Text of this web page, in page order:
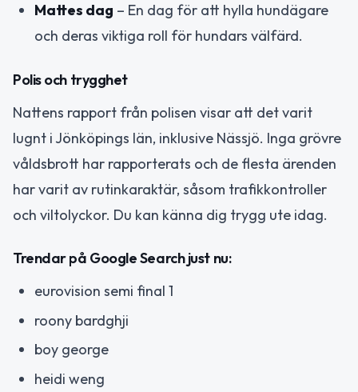
Mattes dag – En dag för att hylla hundägare
och deras viktiga roll för hundars välfärd.
Polis och trygghet
Nattens rapport från polisen visar att det varit
lugnt i Jönköpings län, inklusive Nässjö. Inga grövre
våldsbrott har rapporterats och de flesta ärenden
har varit av rutinkaraktär, såsom trafikkontroller
och viltolyckor. Du kan känna dig trygg ute idag.
Trendar på Google Search just nu:
eurovision semi final 1
roony bardghji
boy george
heidi weng